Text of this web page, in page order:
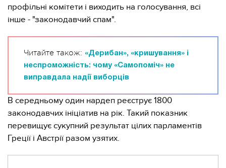
профільні комітети і виходить на голосування, всі
інше - "законодавчий спам".
Читайте також: «Дерибан», «кришування» і
неспроможність: чому «Самопоміч» не
виправдала надії виборців
В середньому один нардеп реєструє 1800
законодавчих ініціатив на рік. Такий показник
перевищує сукупний результат цілих парламентів
Греції і Австрії разом узятих.